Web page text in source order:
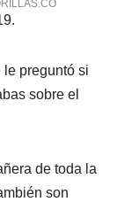
le preguntó si
sobre el
de toda la
son